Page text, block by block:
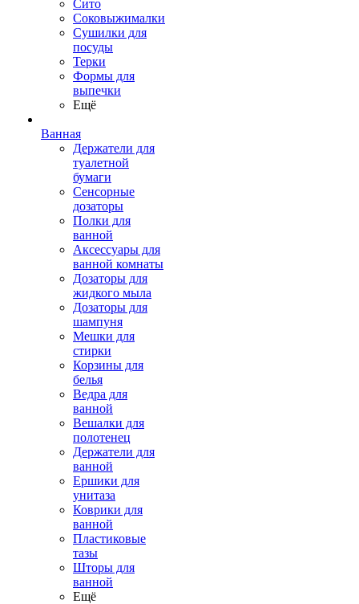
Сито
Соковыжималки
Сушилки для
посуды
Терки
Формы для
выпечки
Ещё
Ванная
Держатели для
туалетной
бумаги
Сенсорные
дозаторы
Полки для
ванной
Аксессуары для
ванной комнаты
Дозаторы для
жидкого мыла
Дозаторы для
шампуня
Мешки для
стирки
Корзины для
белья
Ведра для
ванной
Вешалки для
полотенец
Держатели для
ванной
Ершики для
унитаза
Коврики для
ванной
Пластиковые
тазы
Шторы для
ванной
Ещё